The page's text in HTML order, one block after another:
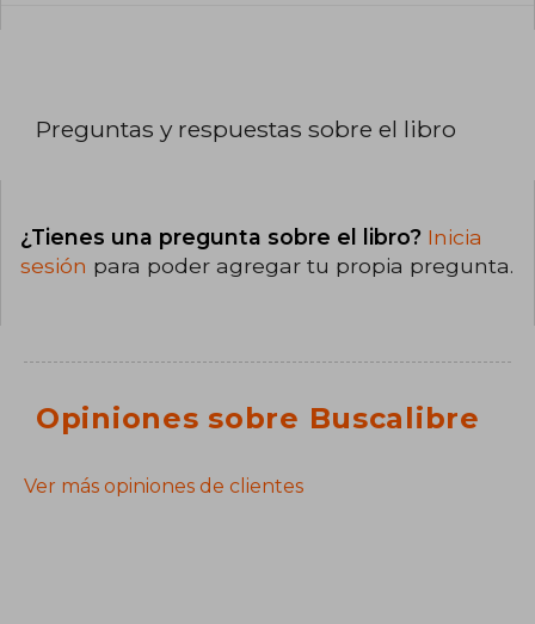
Preguntas y respuestas sobre el libro
¿Tienes una pregunta sobre el libro? Inicia
sesión para poder agregar tu propia pregunta.
Opiniones sobre Buscalibre
Ver más opiniones de clientes